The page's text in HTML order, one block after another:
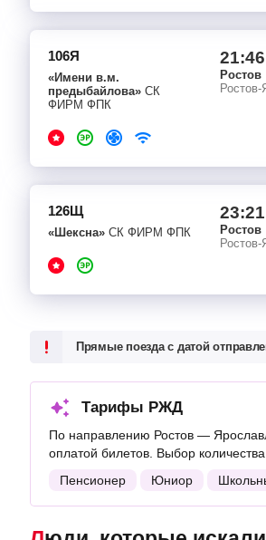
106Я
«Имени в.м.
предыбайлова» СК
ФИРМ ФПК
21:46
Ростов
126Щ
«Шексна» СК ФИРМ ФПК
23:21
Ростов
Прямые поезда с датой
Тарифы РЖД
По направлению Ростов —
оплатой билетов. Выбор
Пенсионер
Юниор